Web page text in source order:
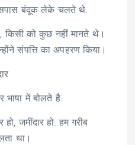
बंदूक लेके चलते थे.
किसी को कुछ नहीं मानते थे।
संपत्ति का अपहरण किया।
भाषा में बोलते है.
जमींदार हो. हम गरीब
था।